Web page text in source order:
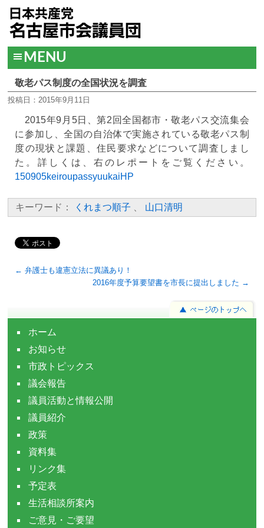
MENU
敬老パス制度の全国状況を調査
投稿日：2015年9月11日
2015年9月5日、第2回全国都市・敬老パス交流集会
に参加し、全国の自治体で実施されている敬老パス制
度の現状と課題、住民要求などについて調査しまし
た。詳しくは、右のレポートをご覧ください。
150905keiroupassyuukaiHP
キーワード： くれまつ順子 山口清明
← 弁護士も違憲立法に異議あり！
2016年度予算要望書を市長に提出しました →
ホーム
お知らせ
市政トピックス
議会報告
議員活動と情報公開
議員紹介
政策
資料集
リンク集
予定表
生活相談所案内
ご意見・ご要望